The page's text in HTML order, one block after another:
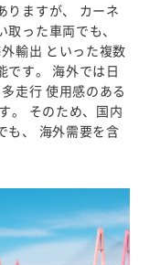
りますが、 カーネ
った車両でも、
輸出 といった複数
です。 海外では日
走行 使用感のある
。 そのため、国内
も、 海外需要を含